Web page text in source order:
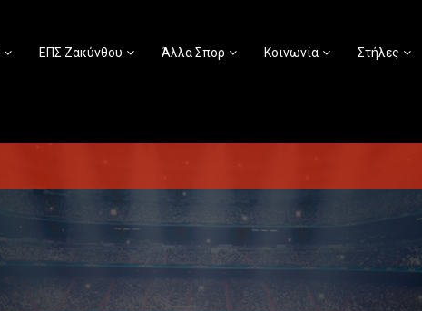
ΕΠΣ Ζακύνθου Άλλα Σπορ Κοινωνία Στήλες